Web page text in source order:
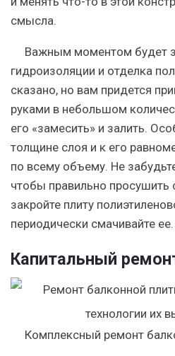
смысла.
Важным моментом будет
гидроизоляции и отделка
сказано, но вам придется
руками в небольшом
его «замесить» и залить.
толщине слоя и к его
по всему объему. Не
чтобы правильно просушить
закройте плиту
периодически смачивайте ее.
Капитальный
Комплексный ремонт